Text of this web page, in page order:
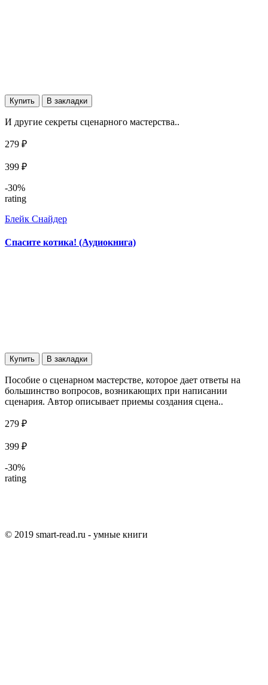
Купить В закладки
И другие секреты сценарного мастерства..
279 ₽
399 ₽
-30%
rating
Блейк Снайдер
Спасите котика! (Аудиокнига)
Купить В закладки
Пособие о сценарном мастерстве, которое дает ответы на
большинство вопросов, возникающих при написании
сценария. Автор описывает приемы создания сцена..
279 ₽
399 ₽
-30%
rating
© 2019 smart-read.ru - умные книги